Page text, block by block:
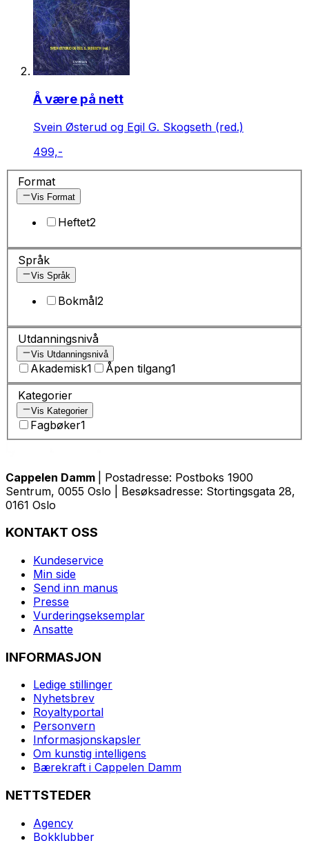
Å være på nett
Svein Østerud og Egil G. Skogseth (red.)
499,-
Format
Vis Format
Heftet2
Språk
Vis Språk
Bokmål2
Utdanningsnivå
Vis Utdanningsnivå
Akademisk1 Åpen tilgang1
Kategorier
Vis Kategorier
Fagbøker1
Cappelen Damm
| Postadresse: Postboks 1900
Sentrum, 0055 Oslo | Besøksadresse: Stortingsgata 28,
0161 Oslo
KONTAKT OSS
Kundeservice
Min side
Send inn manus
Presse
Vurderingseksemplar
Ansatte
INFORMASJON
Ledige stillinger
Nyhetsbrev
Royaltyportal
Personvern
Informasjonskapsler
Om kunstig intelligens
Bærekraft i Cappelen Damm
NETTSTEDER
Agency
Bokklubber